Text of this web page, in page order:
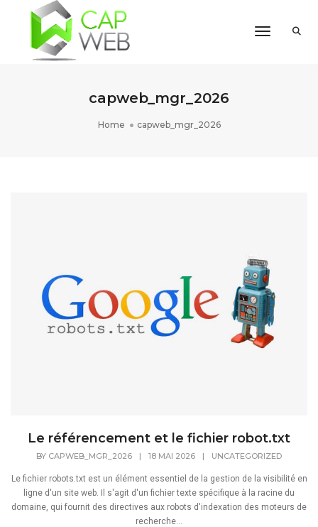
Toggle
capweb_mgr_2026
Home capweb_mgr_2026
Le référencement et le fichier robot.txt
BY CAPWEB_MGR_2026 | 18 MAI 2026 | UNCATEGORIZED
Le fichier robots.txt est un élément essentiel de la gestion de la visibilité en
ligne d'un site web. Il s'agit d'un fichier texte spécifique à la racine du
domaine, qui fournit des directives aux robots d'indexation des moteurs de
recherche...